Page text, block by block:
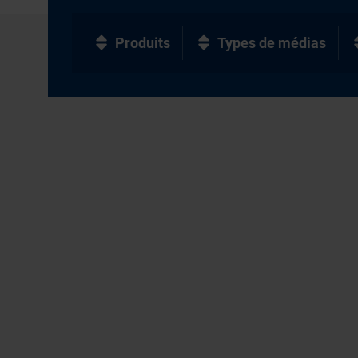
Produits Types de médias